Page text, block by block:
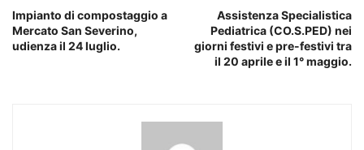
Impianto di compostaggio a
Mercato San Severino,
udienza il 24 luglio.
Assistenza Specialistica
Pediatrica (CO.S.PED) nei
giorni festivi e pre-festivi tra
il 20 aprile e il 1° maggio.